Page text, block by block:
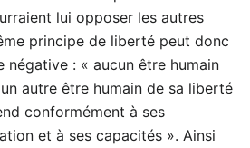
lui opposer les autres
principe de liberté peut donc
négative : « aucun être humain
autre être humain de sa liberté
conformément à ses
et à ses capacités ». Ainsi